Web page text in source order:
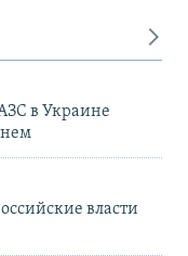
в Украине
власти